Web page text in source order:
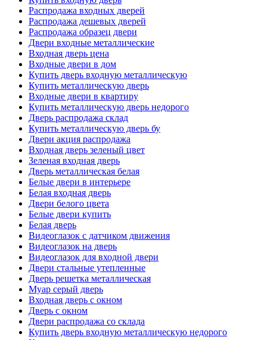
Распродажа входных дверей
Распродажа дешевых дверей
Распродажа образец двери
Двери входные металлические
Входная дверь цена
Входные двери в дом
Купить дверь входную металлическую
Купить металлическую дверь
Входные двери в квартиру
Купить металлическую дверь недорого
Дверь распродажа склад
Купить металлическую дверь бу
Двери акция распродажа
Входная дверь зеленый цвет
Зеленая входная дверь
Дверь металлическая белая
Белые двери в интерьере
Белая входная дверь
Двери белого цвета
Белые двери купить
Белая дверь
Видеоглазок с датчиком движения
Видеоглазок на дверь
Видеоглазок для входной двери
Двери стальные утепленные
Дверь решетка металлическая
Муар серый дверь
Входная дверь с окном
Дверь с окном
Двери распродажа со склада
Купить дверь входную металлическую недорого